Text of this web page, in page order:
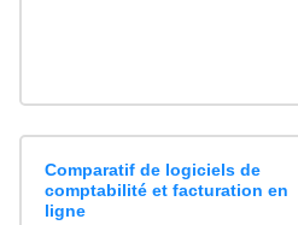
Comparatif de logiciels de
comptabilité et facturation en
ligne